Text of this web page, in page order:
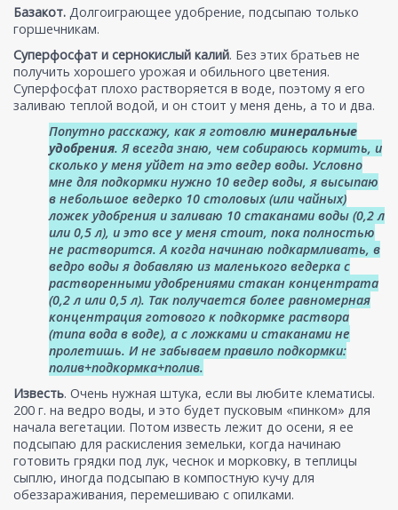
Базакот. Долгоиграющее удобрение, подсыпаю только
горшечникам.
Суперфосфат и сернокислый калий. Без этих братьев не
получить хорошего урожая и обильного цветения.
Суперфосфат плохо растворяется в воде, поэтому я его
заливаю теплой водой, и он стоит у меня день, а то и два.
Попутно расскажу, как я готовлю минеральные
удобрения. Я всегда знаю, чем собираюсь кормить, и
сколько у меня уйдет на это ведер воды. Условно
мне для подкормки нужно 10 ведер воды, я высыпаю
в небольшое ведерко 10 столовых (или чайных)
ложек удобрения и заливаю 10 стаканами воды (0,2 л
или 0,5 л), и это все у меня стоит, пока полностью
не растворится. А когда начинаю подкармливать, в
ведро воды я добавляю из маленького ведерка с
растворенными удобрениями стакан концентрата
(0,2 л или 0,5 л). Так получается более равномерная
концентрация готового к подкормке раствора
(типа вода в воде), а с ложками и стаканами не
пролетишь. И не забываем правило подкормки:
полив+подкормка+полив.
Известь. Очень нужная штука, если вы любите клематисы.
200 г. на ведро воды, и это будет пусковым «пинком» для
начала вегетации. Потом известь лежит до осени, я ее
подсыпаю для раскисления земельки, когда начинаю
готовить грядки под лук, чеснок и морковку, в теплицы
сыплю, иногда подсыпаю в компостную кучу для
обеззараживания, перемешиваю с опилками.